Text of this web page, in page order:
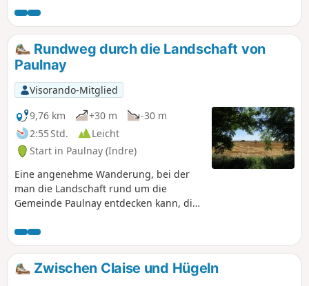
Ihrem Spaziergang besichtigen können.
Rundweg durch die Landschaft von
Paulnay
Visorando-Mitglied
9,76 km
+30 m
-30 m
2:55 Std.
Leicht
Start in Paulnay (Indre)
Eine angenehme Wanderung, bei der
man die Landschaft rund um die
Gemeinde Paulnay entdecken kann, die
Regionalen Naturpark Brenne liegt.
Zwischen Claise und Hügeln